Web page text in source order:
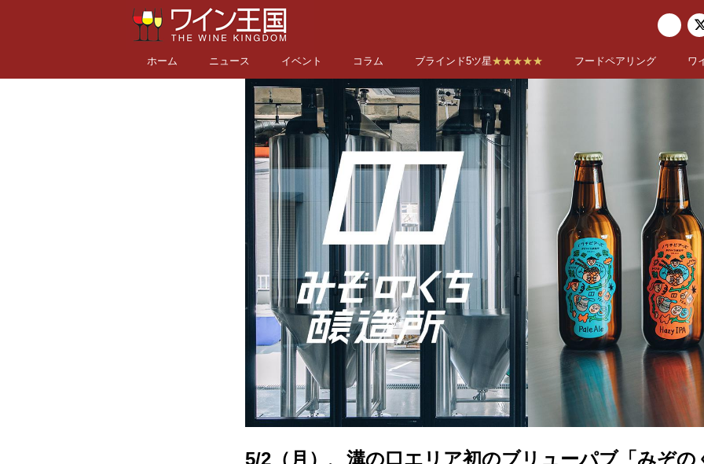
ホーム ニュース イベント コラム ブラインド5ツ星★★★★★ フードペアリング ワ
5/2（月）、溝の口エリア初のブリューパブ「みぞの